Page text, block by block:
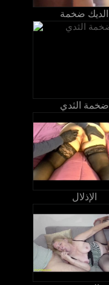
الديك ضخمة
ضخمة الثدي
الإذلال